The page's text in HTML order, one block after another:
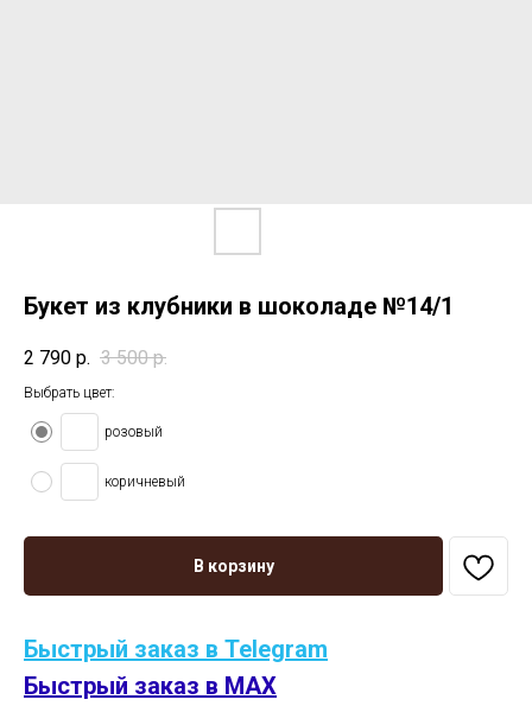
Букет из клубники в шоколаде №14/1
2 790 р. 3 500 р.
Выбрать цвет:
розовый
коричневый
В корзину
Быстрый заказ в Telegram
Быстрый заказ в MAX